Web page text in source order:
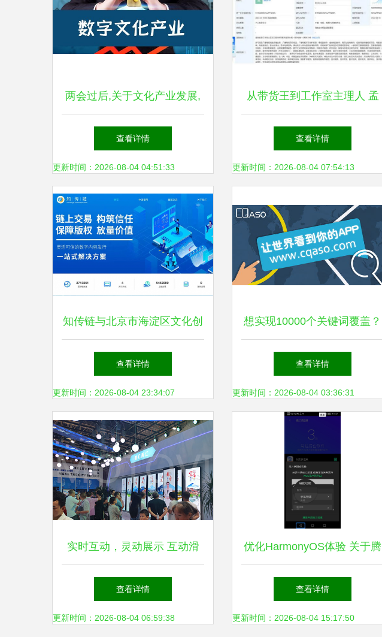
两会过后,关于文化产业发展,
我们总结出这八大关键词
查看详情
更新时间：2026-08-04 04:51:33
从带货王到工作室主理人 孟
羽童“四百萬”标签背后竟藏更
大的野心
查看详情
更新时间：2026-08-04 07:54:13
知传链与北京市海淀区文化创
意产业协会进行文化与科技融
合业务交流
查看详情
更新时间：2026-08-04 23:34:07
想实现10000个关键词覆盖？
你必须掌握的数字文化创意内
容策略
查看详情
更新时间：2026-08-04 03:36:31
实时互动，灵动展示 互动滑
轨屏如何引领数字文化新体验
查看详情
更新时间：2026-08-04 06:59:38
优化HarmonyOS体验 关于腾
讯手机管家后台服务功能的深
度分析与建议
查看详情
更新时间：2026-08-04 15:17:50